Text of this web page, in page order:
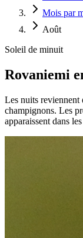
Mois par
Août
Soleil de minuit
Rovaniemi
Les nuits reviennent
champignons. Les
apparaissent dans